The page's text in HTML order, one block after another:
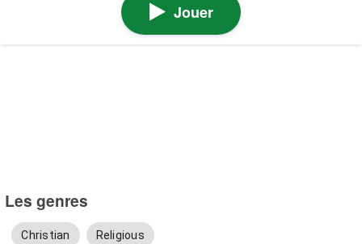
Jouer
Les genres
Christian Religious